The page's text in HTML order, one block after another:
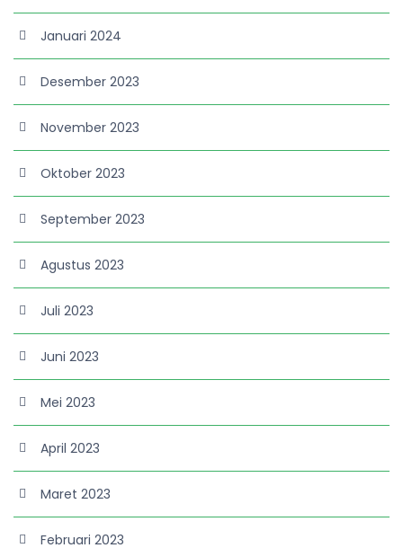
Januari 2024
Desember 2023
November 2023
Oktober 2023
September 2023
Agustus 2023
Juli 2023
Juni 2023
Mei 2023
April 2023
Maret 2023
Februari 2023